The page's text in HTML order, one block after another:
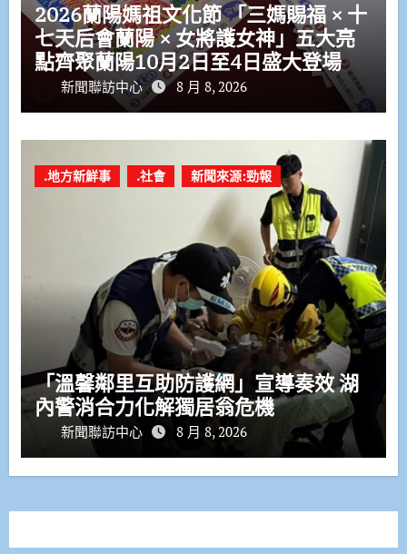
2026蘭陽媽祖文化節 「三媽賜福 × 十
七天后會蘭陽 × 女將護女神」五大亮
點齊聚蘭陽10月2日至4日盛大登場
新聞聯訪中心 8 月 8, 2026
.地方新鮮事 .社會 新聞來源:勁報
「溫馨鄰里互助防護網」宣導奏效 湖
內警消合力化解獨居翁危機
新聞聯訪中心 8 月 8, 2026